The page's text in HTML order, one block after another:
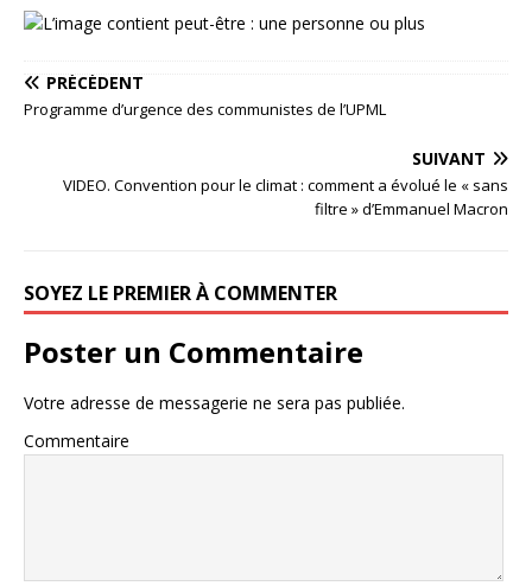
PRÉCÉDENT
Programme d’urgence des communistes de l’UPML
SUIVANT
VIDEO. Convention pour le climat : comment a évolué le « sans
filtre » d’Emmanuel Macron
SOYEZ LE PREMIER À COMMENTER
Poster un Commentaire
Votre adresse de messagerie ne sera pas publiée.
Commentaire